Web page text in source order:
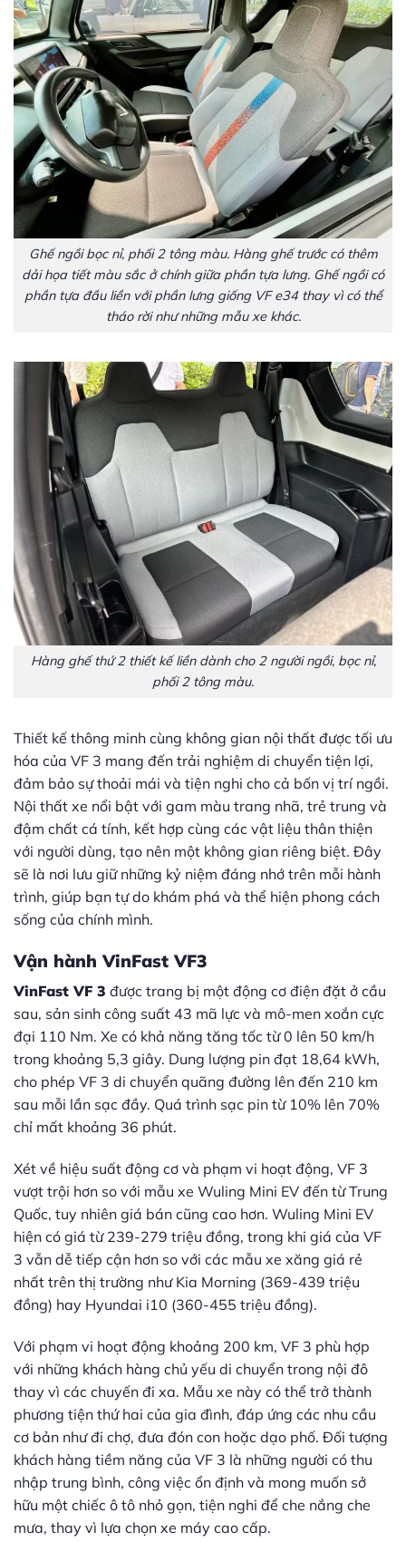
Ghế ngồi bọc nỉ, phối 2 tông màu. Hàng ghế trước có thêm
dải họa tiết màu sắc ở chính giữa phần tựa lưng. Ghế ngồi có
phần tựa đầu liền với phần lưng giống VF e34 thay vì có thể
tháo rời như những mẫu xe khác.
Hàng ghế thứ 2 thiết kế liền dành cho 2 người ngồi, bọc nỉ,
phối 2 tông màu.
Thiết kế thông minh cùng không gian nội thất được tối ưu
hóa của VF 3 mang đến trải nghiệm di chuyển tiện lợi,
đảm bảo sự thoải mái và tiện nghi cho cả bốn vị trí ngồi.
Nội thất xe nổi bật với gam màu trang nhã, trẻ trung và
đậm chất cá tính, kết hợp cùng các vật liệu thân thiện
với người dùng, tạo nên một không gian riêng biệt. Đây
sẽ là nơi lưu giữ những kỷ niệm đáng nhớ trên mỗi hành
trình, giúp bạn tự do khám phá và thể hiện phong cách
sống của chính mình.
Vận hành VinFast VF3
VinFast VF 3 được trang bị một động cơ điện đặt ở cầu
sau, sản sinh công suất 43 mã lực và mô-men xoắn cực
đại 110 Nm. Xe có khả năng tăng tốc từ 0 lên 50 km/h
trong khoảng 5,3 giây. Dung lượng pin đạt 18,64 kWh,
cho phép VF 3 di chuyển quãng đường lên đến 210 km
sau mỗi lần sạc đầy. Quá trình sạc pin từ 10% lên 70%
chỉ mất khoảng 36 phút.
Xét về hiệu suất động cơ và phạm vi hoạt động, VF 3
vượt trội hơn so với mẫu xe Wuling Mini EV đến từ Trung
Quốc, tuy nhiên giá bán cũng cao hơn. Wuling Mini EV
hiện có giá từ 239-279 triệu đồng, trong khi giá của VF
3 vẫn dễ tiếp cận hơn so với các mẫu xe xăng giá rẻ
nhất trên thị trường như Kia Morning (369-439 triệu
đồng) hay Hyundai i10 (360-455 triệu đồng).
Với phạm vi hoạt động khoảng 200 km, VF 3 phù hợp
với những khách hàng chủ yếu di chuyển trong nội đô
thay vì các chuyến đi xa. Mẫu xe này có thể trở thành
phương tiện thứ hai của gia đình, đáp ứng các nhu cầu
cơ bản như đi chợ, đưa đón con hoặc dạo phố. Đối tượng
khách hàng tiềm năng của VF 3 là những người có thu
nhập trung bình, công việc ổn định và mong muốn sở
hữu một chiếc ô tô nhỏ gọn, tiện nghi để che nắng che
mưa, thay vì lựa chọn xe máy cao cấp.